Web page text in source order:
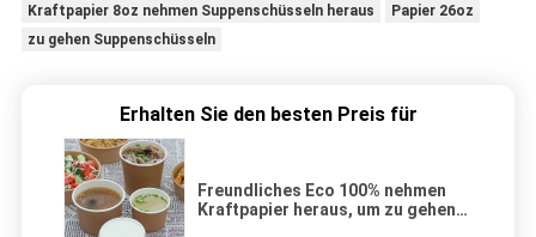
Kraftpapier 8oz nehmen Suppenschüsseln heraus
Papier 26oz
zu gehen Suppenschüsseln
Erhalten Sie den besten Preis für
Freundliches Eco 100% nehmen
Kraftpapier heraus, um zu gehen